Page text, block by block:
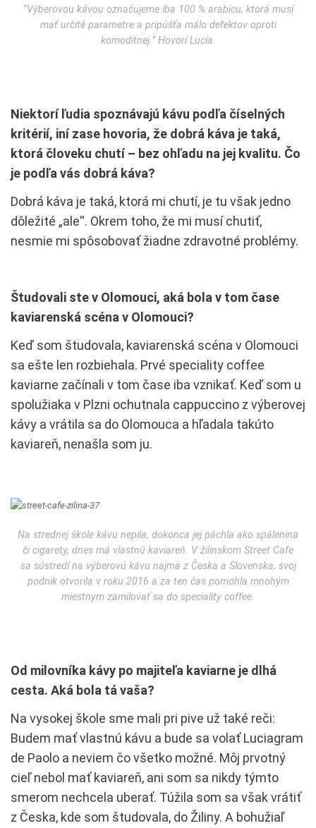
“Výberovou kávou označujeme iba 100 % arabicu, ktorá musí
mať určité parametre a pripúšťa málo defektov oproti
komoditnej.” Hovorí Lucia.
Niektorí ľudia spoznávajú kávu podľa číselných
kritérií, iní zase hovoria, že dobrá káva je taká,
ktorá človeku chutí – bez ohľadu na jej kvalitu. Čo
je podľa vás dobrá káva?
Dobrá káva je taká, ktorá mi chutí, je tu však jedno
dôležité „ale“. Okrem toho, že mi musí chutiť,
nesmie mi spôsobovať žiadne zdravotné problémy.
Študovali ste v Olomouci, aká bola v tom čase
kaviarenská scéna v Olomouci?
Keď som študovala, kaviarenská scéna v Olomouci
sa ešte len rozbiehala. Prvé speciality coffee
kaviarne začínali v tom čase iba vznikať. Keď som u
spolužiaka v Plzni ochutnala cappuccino z výberovej
kávy a vrátila sa do Olomouca a hľadala takúto
kaviareň, nenašla som ju.
Na strednej škole kávu nepila, dokonca jej páchla ako spálenina
či cigarety, dnes má vlastnú kaviareň. V žilinskom Street Cafe
sa sústredí na výberovú kávu najmä z Česka a Slovenska, svoj
podnik otvorila v roku 2016 a za ten čas pomohla mnohým
miestnym zamilovať sa do speciality coffee.
Od milovníka kávy po majiteľa kaviarne je dlhá
cesta. Aká bola tá vaša?
Na vysokej škole sme mali pri pive už také reči:
Budem mať vlastnú kávu a bude sa volať Luciagram
de Paolo a neviem čo všetko možné. Môj prvotný
cieľ nebol mať kaviareň, ani som sa nikdy týmto
smerom nechcela uberať. Túžila som sa však vrátiť
z Česka, kde som študovala, do Žiliny. A bohužiaľ